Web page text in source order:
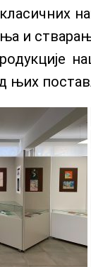
и
њих